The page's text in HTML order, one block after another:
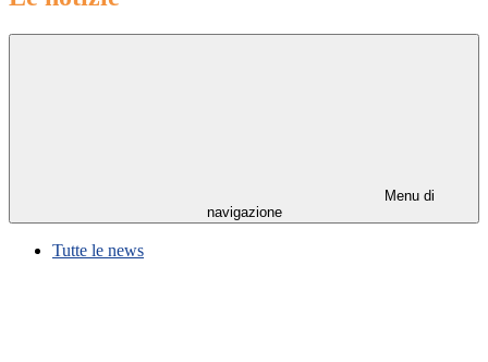
Menu di
navigazione
Tutte le news